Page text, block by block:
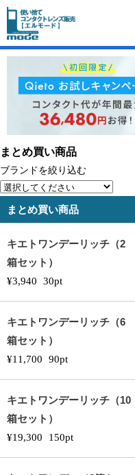
まとめ買い商品
ブランドを絞り込む
まとめ買い商品
キエトワンデーリッチ（2
箱セット）
¥3,940 30pt
キエトワンデーリッチ（6
箱セット）
¥11,700 90pt
キエトワンデーリッチ（10
箱セット）
¥19,300
150pt